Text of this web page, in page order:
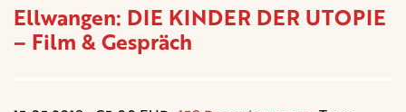
Ellwangen: DIE KINDER DER UTOPIE
– Film & Gespräch